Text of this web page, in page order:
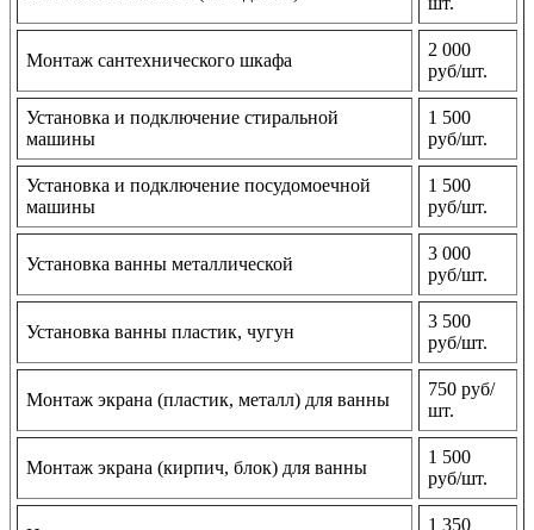
Монтаж сантехнического шкафа
2 000
руб/шт.
Установка и подключение стиральной
машины
1 500
руб/шт.
Установка и подключение посудомоечной
машины
1 500
руб/шт.
Установка ванны металлической
3 000
руб/шт.
Установка ванны пластик, чугун
3 500
руб/шт.
Монтаж экрана (пластик, металл) для ванны
750 руб/
шт.
Монтаж экрана (кирпич, блок) для ванны
1 500
руб/шт.
1 350